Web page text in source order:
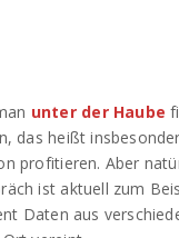
unter der Haube
das heißt
profitieren. Aber
ist aktuell zum
Daten aus